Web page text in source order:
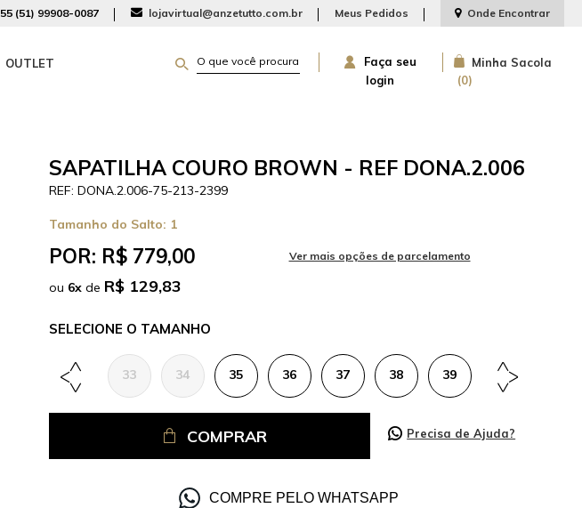
55 (51) 99908-0087 lojavirtual@anzetutto.com.br Meus Pedidos Onde Encontrar
OUTLET
Faça seu
login
Minha Sacola
0
SAPATILHA COURO BROWN - REF DONA.2.006
DONA.2.006-75-213-2399
Tamanho do Salto: 1
POR: R$ 779,00
ou 6x de R$ 129,83
TAMANHO
33 34 35 36 37 38 39 40
COMPRAR Precisa de Ajuda?
COMPRE PELO WHATSAPP